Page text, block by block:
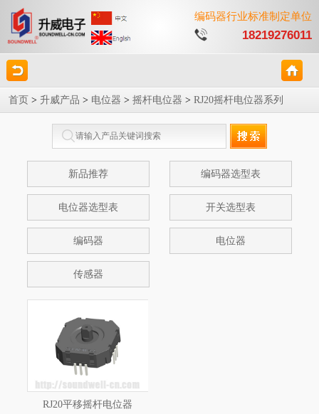
编码器行业标准制定单位
18219276011
首页 > 升威产品 > 电位器 > 摇杆电位器 > RJ20摇杆电位器系列
新品推荐 编码器选型表
电位器选型表 开关选型表
编码器 电位器
传感器
RJ20平移摇杆电位器